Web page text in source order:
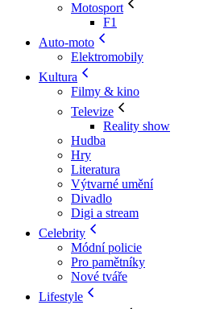
Motosport
F1
Auto-moto
Elektromobily
Kultura
Filmy & kino
Televize
Reality show
Hudba
Hry
Literatura
Výtvarné umění
Divadlo
Digi a stream
Celebrity
Módní policie
Pro pamětníky
Nové tváře
Lifestyle